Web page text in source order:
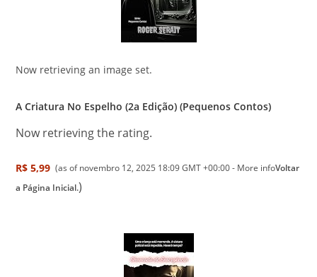
Now retrieving an image set.
A Criatura No Espelho (2a Edição) (Pequenos Contos)
Now retrieving the rating.
R$ 5,99 (as of novembro 12, 2025 18:09 GMT +00:00 - More infoVoltar
a Página Inicial.)